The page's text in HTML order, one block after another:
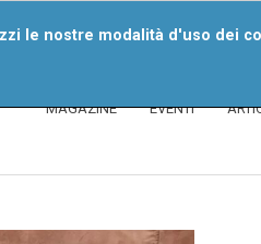
le nostre modalità d'uso dei
MAGAZINE EVENTI